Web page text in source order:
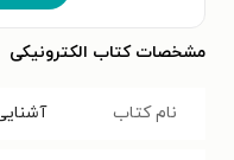
مشخصات کتاب الکترونیکی
نام کتاب